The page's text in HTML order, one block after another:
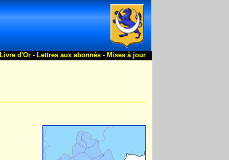
Livre d'Or - Lettres aux abonnés - Mises à jour